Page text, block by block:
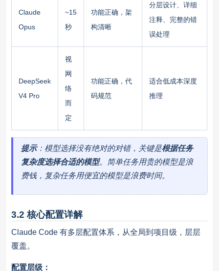
Claude
Opus
~15
秒
功能正确，架
构清晰
分层设计、详细
注释、完整的错
误处理
DeepSeek
V4 Pro
视
网
络
而
定
功能正确，代
码规范
适合低成本深度
推理
提示：模型选择没有绝对的对错，关键是根据任务
复杂度选择合适的模型。简单任务用贵的模型是浪
费钱，复杂任务用便宜的模型是浪费时间。
3.2 核心配置详解
Claude Code 有多层配置体系，从全局到项目级，层层
覆盖。
配置层级：